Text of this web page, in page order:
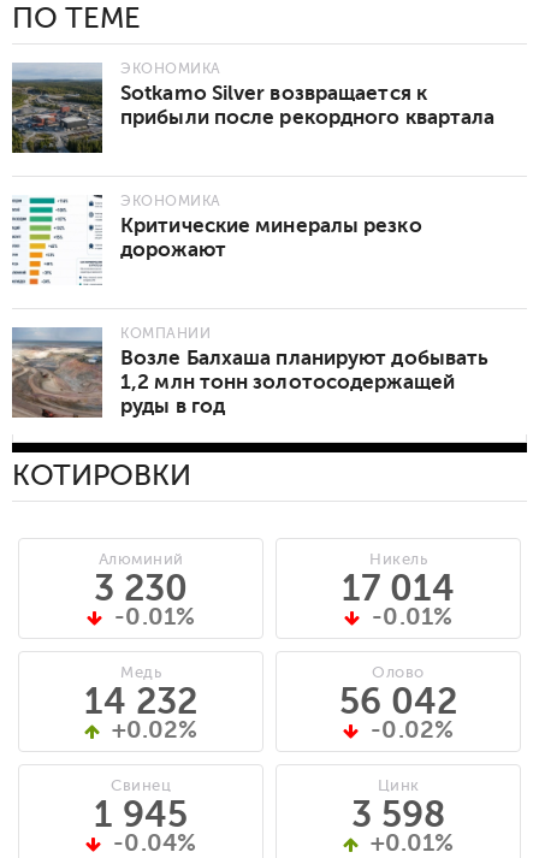
ПО ТЕМЕ
ЭКОНОМИКА
Sotkamo Silver возвращается к
прибыли после рекордного квартала
ЭКОНОМИКА
Критические минералы резко
дорожают
КОМПАНИИ
Возле Балхаша планируют добывать
1,2 млн тонн золотосодержащей
руды в год
КОТИРОВКИ
Алюминий
3 230
-0.01%
Медь
14 232
+0.02%
Свинец
1 945
-0.04%
Никель
17 014
-0.01%
Олово
56 042
-0.02%
Цинк
3 598
+0.01%